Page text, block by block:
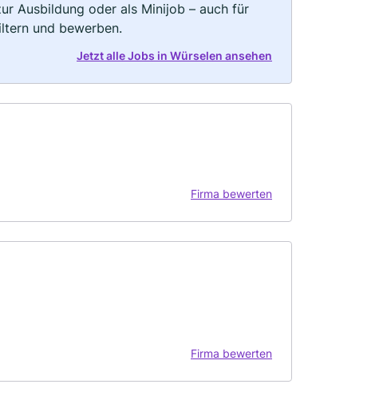
Ausbildung oder als Minijob – auch für
und bewerben.
Jetzt alle Jobs in Würselen ansehen
Firma bewerten
Firma bewerten